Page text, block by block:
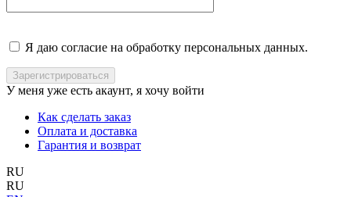
Я даю согласие на обработку персональных данных.
У меня уже есть акаунт, я хочу войти
Как сделать заказ
Оплата и доставка
Гарантия и возврат
RU
RU